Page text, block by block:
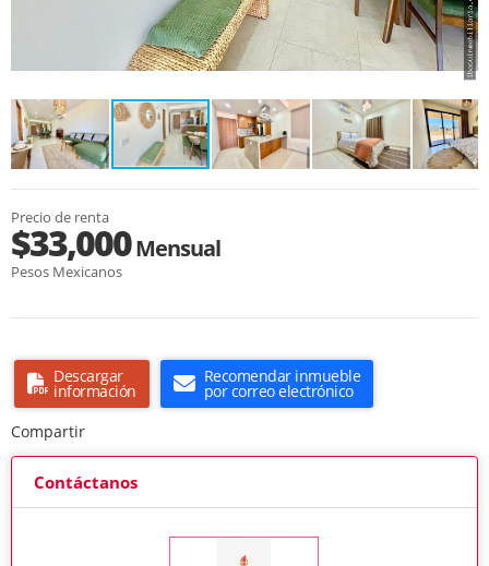
Precio de renta
$33,000Mensual
Pesos Mexicanos
Descargar
información
Recomendar inmueble
por correo electrónico
Compartir
Contáctanos